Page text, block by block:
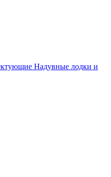
Надувные лодки и